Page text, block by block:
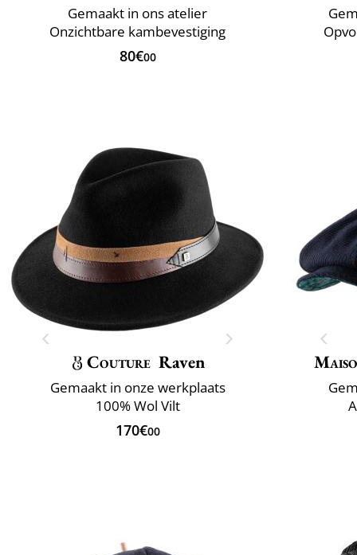
Gemaakt in ons atelier
Onzichtbare kambevestiging
80€00
Couture Raven
Gemaakt in onze werkplaats
100% Wol Vilt
170€00